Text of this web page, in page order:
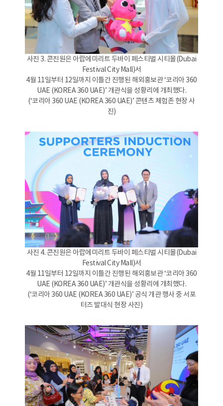
사진 3. 콘진원은 아랍에미리트 두바이 페스티벌 시티몰(Dubai
Festival City Mall)서
4월 11일부터 12일까지 이틀간 진행된 해외홍보관 ‘코리아 360
UAE (KOREA 360 UAE)’ 개관식을 성황리에 개최했다.
(‘코리아 360 UAE (KOREA 360 UAE)’ 콘텐츠 체험존 현장 사
진)
사진 4. 콘진원은 아랍에미리트 두바이 페스티벌 시티몰(Dubai
Festival City Mall)서
4월 11일부터 12일까지 이틀간 진행된 해외홍보관 ‘코리아 360
UAE (KOREA 360 UAE)’ 개관식을 성황리에 개최했다.
(‘코리아 360 UAE (KOREA 360 UAE)’ 공식 개관 행사 중 서포
터즈 발대식 현장 사진)